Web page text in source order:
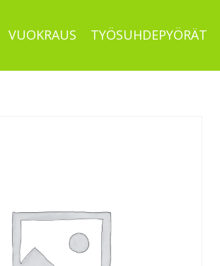
VUOKRAUS TYÖSUHDEPYÖRÄT